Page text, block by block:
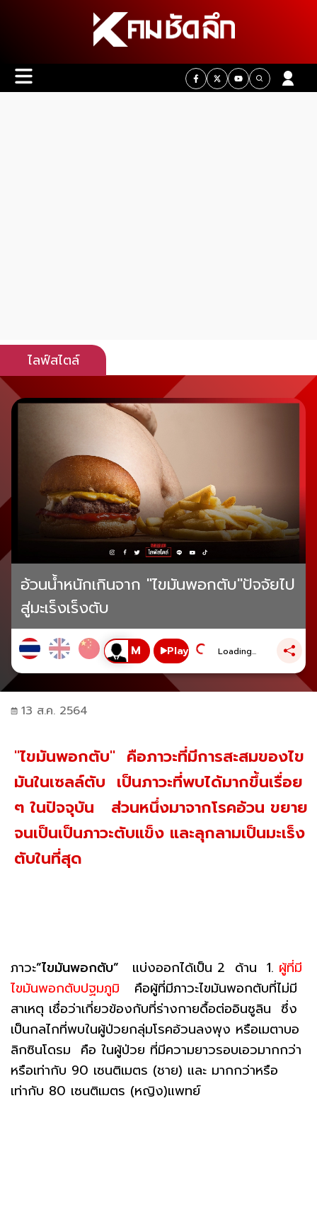
ไลฟ์สไตล์
อ้วนน้ำหนักเกินจาก "ไขมันพอกตับ"ปัจจัยไป
สู่มะเร็งเร็งตับ
Play Loading...
13 ส.ค. 2564
"ไขมันพอกตับ" คือภาวะที่มีการสะสมของไข
มันในเซลล์ตับ เป็นภาวะที่พบได้มากขึ้นเรื่อย
ๆ ในปัจจุบัน ส่วนหนึ่งมาจากโรคอ้วน ขยาย
จนเป็นเป็นภาวะตับแข็ง และลุกลามเป็นมะเร็ง
ตับในที่สุด
ภาวะ”ไขมันพอกตับ” แบ่งออกได้เป็น 2 ด้าน 1. ผู้ที่มี
ไขมันพอกตับปฐมภูมิ
คือผู้ที่มีภาวะไขมันพอกตับที่ไม่มี
สาเหตุ เชื่อว่าเกี่ยวข้องกับที่ร่างกายดื้อต่ออินซูลิน ซึ่ง
เป็นกลไกที่พบในผู้ป่วยกลุ่มโรคอ้วนลงพุง หรือเมตาบอ
ลิกซินโดรม คือ ในผู้ป่วย ที่มีความยาวรอบเอวมากกว่า
หรือเท่ากับ 90 เซนติเมตร (ชาย) และ มากกว่าหรือ
เท่ากับ 80 เซนติเมตร (หญิง)แพทย์